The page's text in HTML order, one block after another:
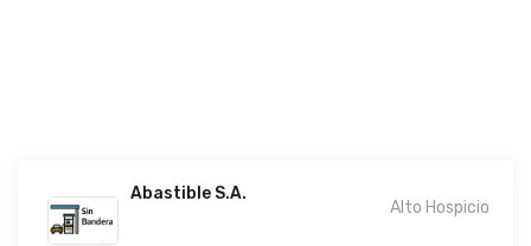
Abastible S.A.
Alto Hospicio